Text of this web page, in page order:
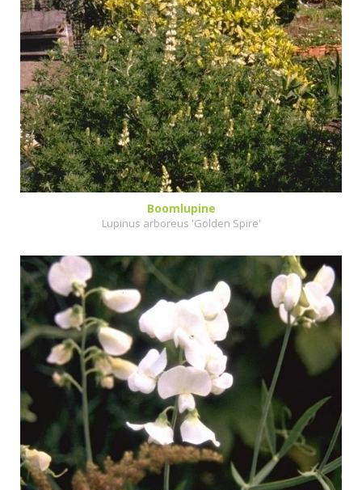
Boomlupine
Lupinus arboreus 'Golden Spire'